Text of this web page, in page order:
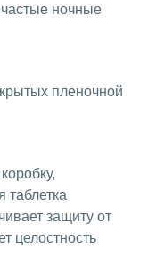
ночные
пленочной
таблетка
защиту от
целостность